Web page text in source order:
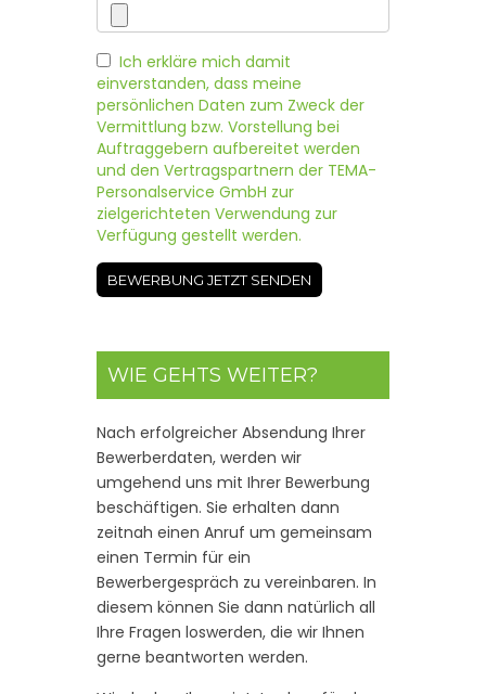
Ich erkläre mich damit
einverstanden, dass meine
persönlichen Daten zum Zweck der
Vermittlung bzw. Vorstellung bei
Auftraggebern aufbereitet werden
und den Vertragspartnern der TEMA-
Personalservice GmbH zur
zielgerichteten Verwendung zur
Verfügung gestellt werden.
WIE GEHTS WEITER?
Nach erfolgreicher Absendung Ihrer
Bewerberdaten, werden wir
umgehend uns mit Ihrer Bewerbung
beschäftigen. Sie erhalten dann
zeitnah einen Anruf um gemeinsam
einen Termin für ein
Bewerbergespräch zu vereinbaren. In
diesem können Sie dann natürlich all
Ihre Fragen loswerden, die wir Ihnen
gerne beantworten werden.